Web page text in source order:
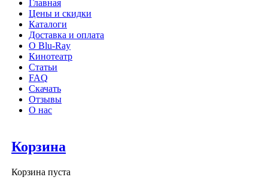
Главная
Цены и скидки
Каталоги
Доставка и оплата
О Blu-Ray
Кинотеатр
Статьи
FAQ
Скачать
Отзывы
О нас
Корзина
Корзина пуста